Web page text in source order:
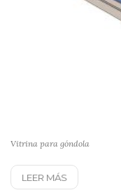
Vitrina para góndola
LEER MÁS